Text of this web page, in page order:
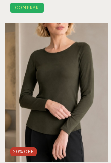
COMPRAR
20% OFF